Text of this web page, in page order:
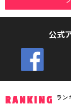
公式
RANKING ラン